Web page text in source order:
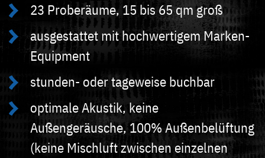
23 Proberäume, 15 bis 65 qm groß
ausgestattet mit hochwertigem Marken-
Equipment
stunden- oder tageweise buchbar
optimale Akustik, keine
Außengeräusche, 100% Außenbelüftung
(keine Mischluft zwischen einzelnen